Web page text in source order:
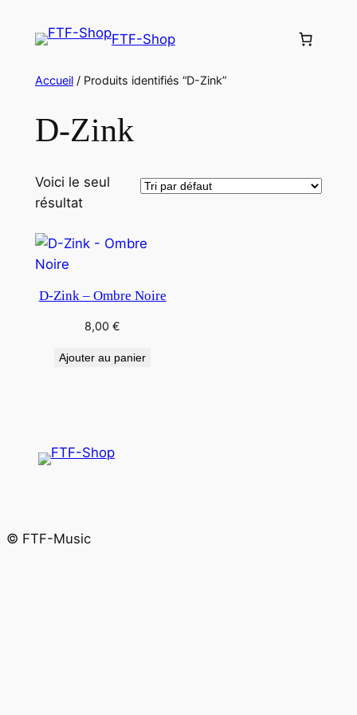
FTF-Shop
Accueil/ Produits identifiés “D-Zink”
D-Zink
Voici le seul
résultat
D-Zink – Ombre Noire
8,00€
Ajouter au panier
© FTF-Music